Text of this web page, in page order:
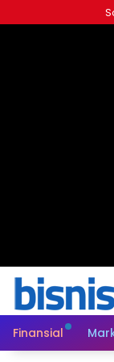
ke
Finansial